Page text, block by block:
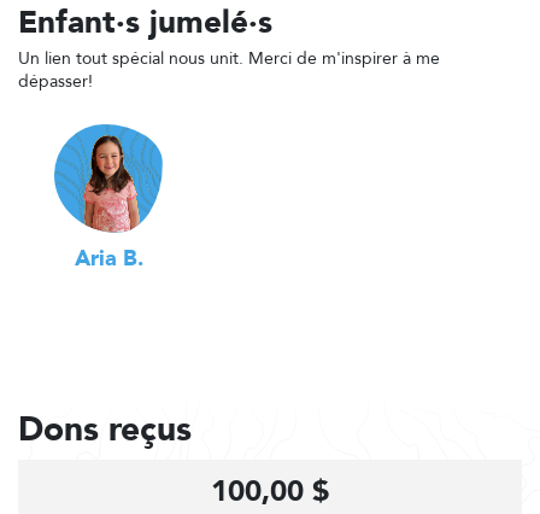
Enfant·s jumelé·s
Un lien tout spécial nous unit. Merci de m'inspirer à me
dépasser!
Aria B.
Dons reçus
100,00 $